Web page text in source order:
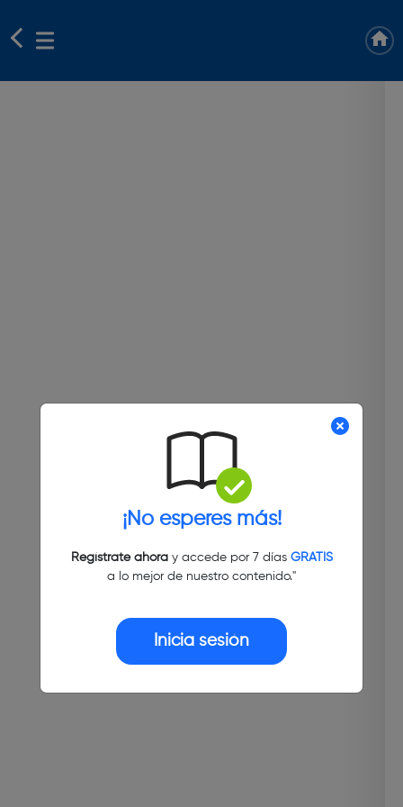
¡No esperes más!
Regístrate ahoray accede por 7 días GRATIS
a lo mejor de nuestro contenido."
Inicia sesión